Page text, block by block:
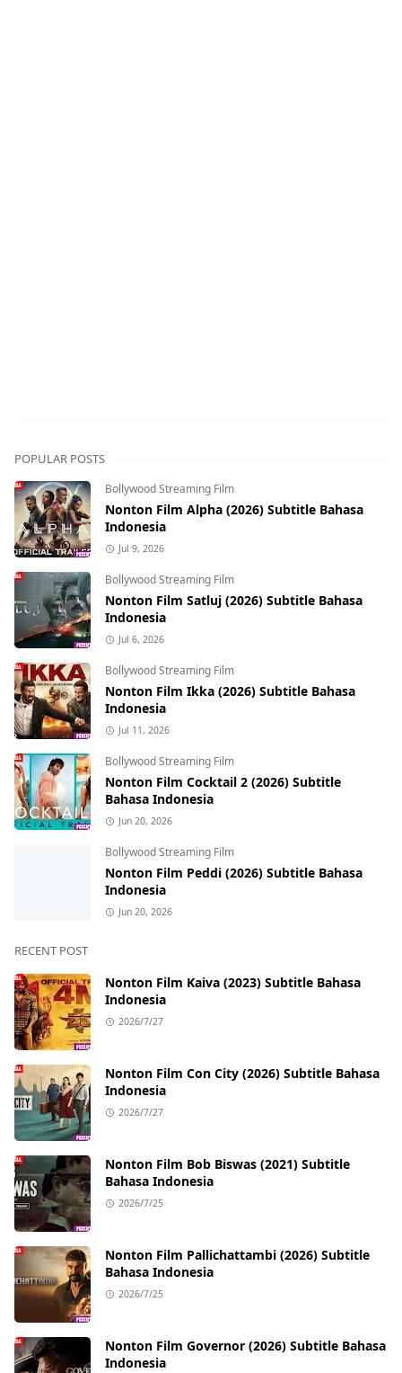
POPULAR POSTS
Bollywood Streaming Film
Nonton Film Alpha (2026) Subtitle Bahasa
Indonesia
Jul 9, 2026
Bollywood Streaming Film
Nonton Film Satluj (2026) Subtitle Bahasa
Indonesia
Jul 6, 2026
Bollywood Streaming Film
Nonton Film Ikka (2026) Subtitle Bahasa
Indonesia
Jul 11, 2026
Bollywood Streaming Film
Nonton Film Cocktail 2 (2026) Subtitle
Bahasa Indonesia
Jun 20, 2026
Bollywood Streaming Film
Nonton Film Peddi (2026) Subtitle Bahasa
Indonesia
Jun 20, 2026
RECENT POST
Nonton Film Kaiva (2023) Subtitle Bahasa
Indonesia
2026/7/27
Nonton Film Con City (2026) Subtitle Bahasa
Indonesia
2026/7/27
Nonton Film Bob Biswas (2021) Subtitle
Bahasa Indonesia
2026/7/25
Nonton Film Pallichattambi (2026) Subtitle
Bahasa Indonesia
2026/7/25
Nonton Film Governor (2026) Subtitle Bahasa
Indonesia